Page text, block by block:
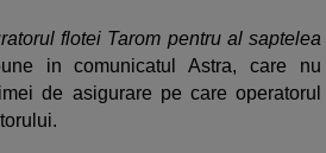
flotei Tarom pentru al saptelea
in comunicatul Astra, care nu
de asigurare pe care operatorul